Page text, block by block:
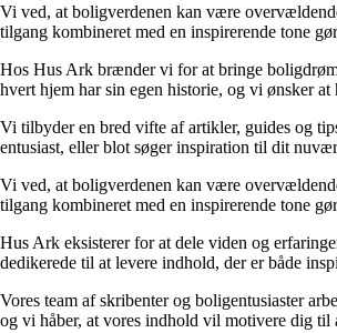
Vi ved, at boligverdenen kan være
tilgang kombineret med en inspirerende tone
Hos Hus Ark brænder vi for at bringe
hvert hjem har sin egen historie, og vi ønsker
Vi tilbyder en bred vifte af artikler, guides og
entusiast, eller blot søger inspiration til dit
Vi ved, at boligverdenen kan være
tilgang kombineret med en inspirerende tone
Hus Ark eksisterer for at dele viden og
dedikerede til at levere indhold, der er både
Vores team af skribenter og boligentusiaster
og vi håber, at vores indhold vil motivere dig